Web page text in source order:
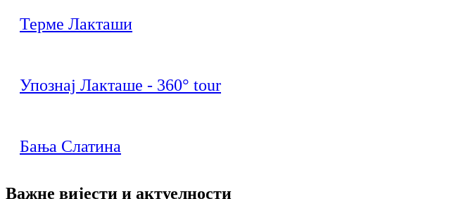
Терме Лакташи
Упознај Лакташе - 360° tour
Бања Слатина
Важне вијести и актуелности